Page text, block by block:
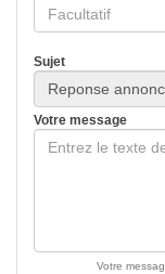
Sujet
Votre message
Votre